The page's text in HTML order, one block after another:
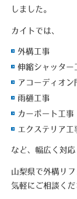
しました。
カイトでは、
外構工事
伸縮シャッター
アコーディオン
雨樋工事
カーポート工事
エクステリア工
など、幅広く対応
山梨県で外構リ
気軽にご相談くだ